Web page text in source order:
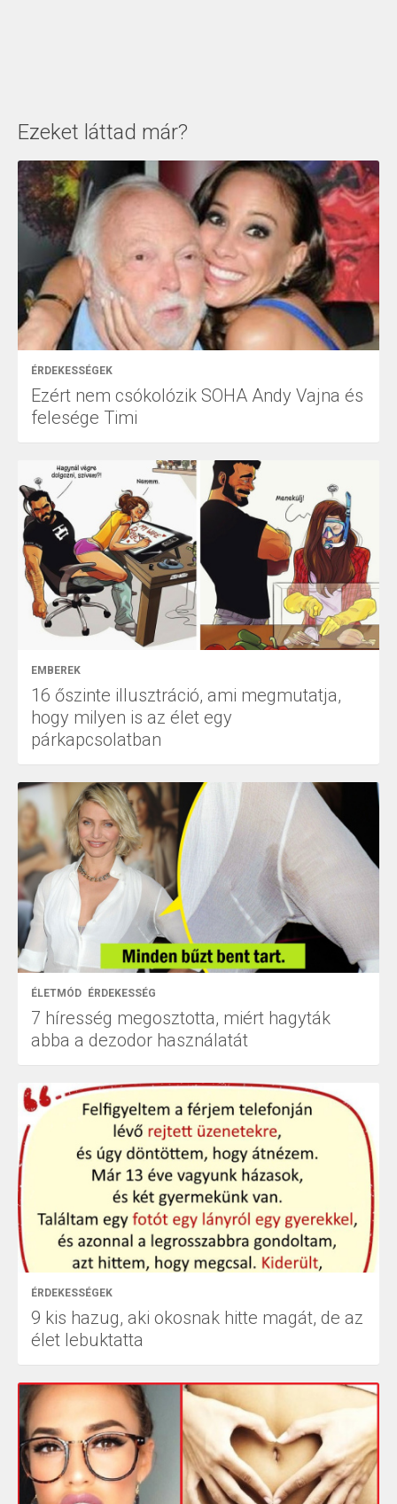
Ezeket láttad már?
ÉRDEKESSÉGEK
Ezért nem csókolózik SOHA Andy Vajna és
felesége Timi
EMBEREK
16 őszinte illusztráció, ami megmutatja,
hogy milyen is az élet egy
párkapcsolatban
ÉLETMÓD ÉRDEKESSÉG
7 híresség megosztotta, miért hagyták
abba a dezodor használatát
ÉRDEKESSÉGEK
9 kis hazug, aki okosnak hitte magát, de az
élet lebuktatta